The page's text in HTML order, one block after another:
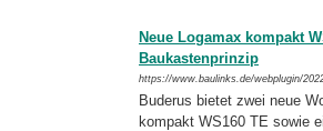
Neue Logamax kompakt
Baukastenprinzip
https://www.baulinks.de/webplugin/
Buderus bietet zwei neue
kompakt WS160 TE sowie